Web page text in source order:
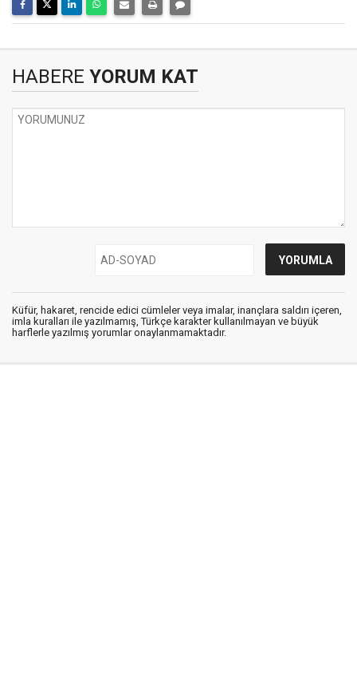
HABERE YORUM KAT
Küfür, hakaret, rencide edici cümleler veya imalar, inançlara saldırı içeren,
imla kuralları ile yazılmamış, Türkçe karakter kullanılmayan ve büyük
harflerle yazılmış yorumlar onaylanmamaktadır.